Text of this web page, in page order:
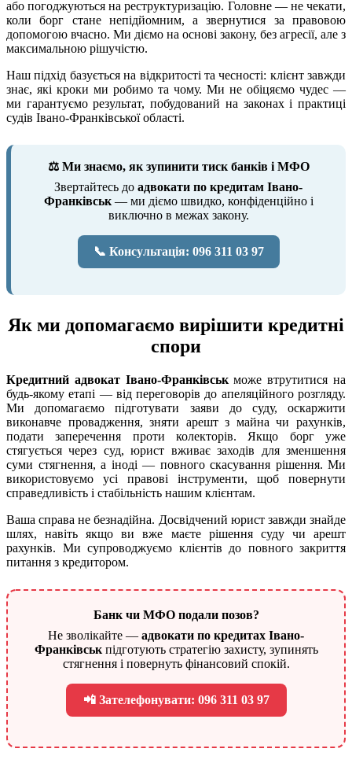
або погоджуються на реструктуризацію. Головне — не чекати,
коли борг стане непідйомним, а звернутися за правовою
допомогою вчасно. Ми діємо на основі закону, без агресії, але з
максимальною рішучістю.
Наш підхід базується на відкритості та чесності: клієнт завжди
знає, які кроки ми робимо та чому. Ми не обіцяємо чудес —
ми гарантуємо результат, побудований на законах і практиці
судів Івано-Франківської області.
⚖️ Ми знаємо, як зупинити тиск банків і МФО
Звертайтесь до адвокати по кредитам Івано-
Франківськ— ми діємо швидко, конфіденційно і
виключно в межах закону.
📞 Консультація: 096 311 03 97
Як ми допомагаємо вирішити кредитні
спори
Кредитний адвокат Івано-Франківськможе втрутитися на
будь-якому етапі — від переговорів до апеляційного розгляду.
Ми допомагаємо підготувати заяви до суду, оскаржити
виконавче провадження, зняти арешт з майна чи рахунків,
подати заперечення проти колекторів. Якщо борг уже
стягується через суд, юрист вживає заходів для зменшення
суми стягнення, а іноді — повного скасування рішення. Ми
використовуємо усі правові інструменти, щоб повернути
справедливість і стабільність нашим клієнтам.
Ваша справа не безнадійна. Досвідчений юрист завжди знайде
шлях, навіть якщо ви вже маєте рішення суду чи арешт
рахунків. Ми супроводжуємо клієнтів до повного закриття
питання з кредитором.
Банк чи МФО подали позов?
Не зволікайте — адвокати по кредитах Івано-
Франківськпідготують стратегію захисту, зупинять
стягнення і повернуть фінансовий спокій.
📲 Зателефонувати: 096 311 03 97